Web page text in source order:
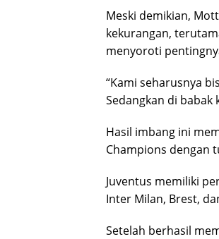
Meski demikian,
kekurangan,
menyoroti
“Kami seharusnya
Sedangkan di babak
Hasil imbang ini
Champions dengan
Juventus memiliki
Inter Milan, Brest,
Setelah berhasil